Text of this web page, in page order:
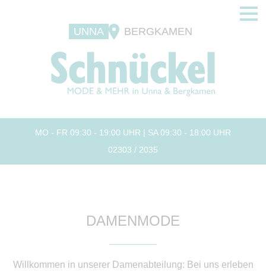
UNNA BERGKAMEN
MO - FR 09:30 - 19:00 UHR | SA 09:30 - 18:00 UHR
02303 / 2035
DAMENMODE
Willkommen in unserer Damenabteilung: Bei uns erleben